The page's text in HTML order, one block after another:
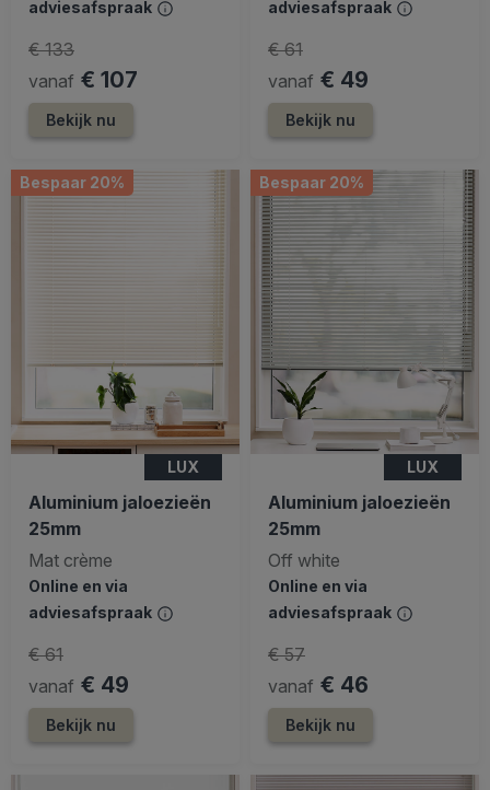
adviesafspraak
vanaf € 107
€ 133
Bekijk nu
adviesafspraak
vanaf € 49
€ 61
Bekijk nu
Bespaar 20%
LUX
Aluminium jaloezieën
25mm
Mat crème
Online en via
adviesafspraak
vanaf € 49
€ 61
Bekijk nu
Bespaar 20%
LUX
Aluminium jaloezieën
25mm
Off white
Online en via
adviesafspraak
vanaf € 46
€ 57
Bekijk nu